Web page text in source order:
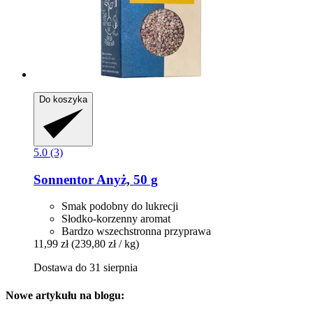
Do koszyka
5.0 (3)
Sonnentor Anyż, 50 g
Smak podobny do lukrecji
Słodko-korzenny aromat
Bardzo wszechstronna przyprawa
11,99 zł (239,80 zł / kg)
Dostawa do 31 sierpnia
Nowe artykułu na blogu: